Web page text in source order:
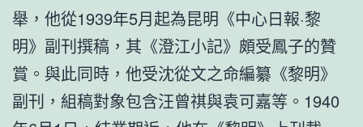
舉，他從1939年5月起為昆明《中心日報·黎
明》副刊撰稿，其《澄江小記》頗受鳳子的贊
賞。與此同時，他受沈從文之命編纂《黎明》
副刊，組稿對象包含汪曾祺與袁可嘉等。1940